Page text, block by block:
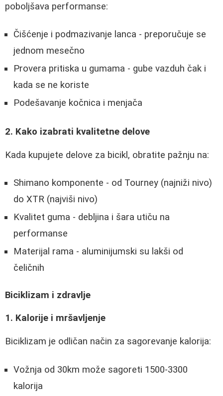
poboljšava performanse:
Čišćenje i podmazivanje lanca - preporučuje se
jednom mesečno
Provera pritiska u gumama - gube vazduh čak i
kada se ne koriste
Podešavanje kočnica i menjača
2. Kako izabrati kvalitetne delove
Kada kupujete delove za bicikl, obratite pažnju na:
Shimano komponente - od Tourney (najniži nivo)
do XTR (najviši nivo)
Kvalitet guma - debljina i šara utiču na
performanse
Materijal rama - aluminijumski su lakši od
čeličnih
Biciklizam i zdravlje
1. Kalorije i mršavljenje
Biciklizam je odličan način za sagorevanje kalorija:
Vožnja od 30km može sagoreti 1500-3300
kalorija